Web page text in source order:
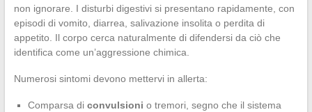
non ignorare. I disturbi digestivi si presentano rapidamente, con
episodi di vomito, diarrea, salivazione insolita o perdita di
appetito. Il corpo cerca naturalmente di difendersi da ciò che
identifica come un’aggressione chimica.
Numerosi sintomi devono mettervi in allerta:
Comparsa di convulsioni o tremori, segno che il sistema